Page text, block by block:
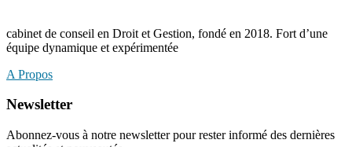
cabinet de conseil en Droit et Gestion, fondé en 2018. Fort d’une
équipe dynamique et expérimentée
A Propos
Newsletter
Abonnez-vous à notre newsletter pour rester informé des dernières